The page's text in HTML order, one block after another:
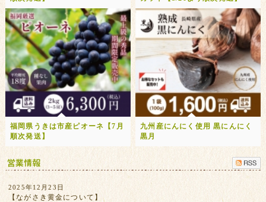
福岡県うきは市産ピオーネ【7月
順次発送】
九州産にんにく使用 黒にんにく
黒月
2025年12月23日
【ながさき黄金について】